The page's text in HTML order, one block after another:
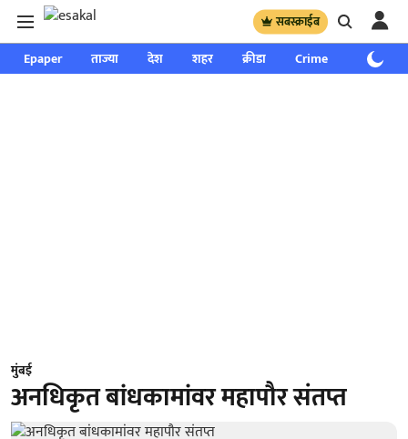
सबस्क्राईब
Epaper ताज्या देश शहर क्रीडा Crime साप्ताहिक
मुंबई
अनधिकृत बांधकामांवर महापौर संतप्त